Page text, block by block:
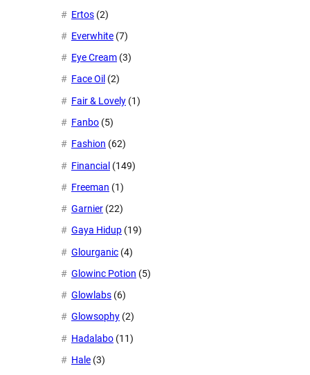
Ertos (2)
Everwhite (7)
Eye Cream (3)
Face Oil (2)
Fair & Lovely (1)
Fanbo (5)
Fashion (62)
Financial (149)
Freeman (1)
Garnier (22)
Gaya Hidup (19)
Glourganic (4)
Glowinc Potion (5)
Glowlabs (6)
Glowsophy (2)
Hadalabo (11)
Hale (3)